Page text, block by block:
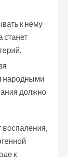
к нему
народными
должно
воспаления,
к